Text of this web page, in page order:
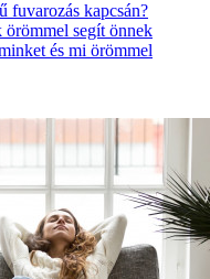
fuvarozás kapcsán?
segít önnek
és mi örömmel